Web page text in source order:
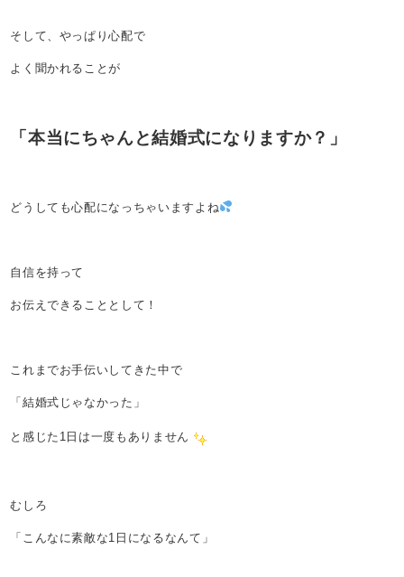
そして、やっぱり心配で
よく聞かれることが
「本当にちゃんと結婚式になりますか？」
どうしても心配になっちゃいますよね
自信を持って
お伝えできることとして！
これまでお手伝いしてきた中で
「結婚式じゃなかった」
と感じた1日は一度もありません
むしろ
「こんなに素敵な1日になるなんて」